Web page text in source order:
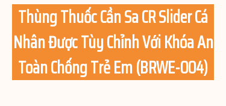
Thùng Thuốc Cần Sa CR Slider Cá
Nhân Được Tùy Chỉnh Với Khóa An
Toàn Chống Trẻ Em(BRWE-004)